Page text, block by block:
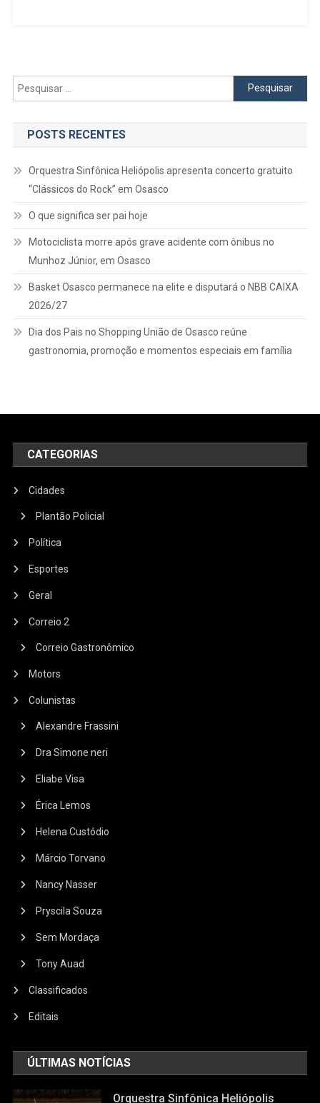
–
Pesquisar
por:
POSTS RECENTES
Orquestra Sinfônica Heliópolis apresenta concerto gratuito
“Clássicos do Rock” em Osasco
O que significa ser pai hoje
Motociclista morre após grave acidente com ônibus no
Munhoz Júnior, em Osasco
Basket Osasco permanece na elite e disputará o NBB CAIXA
2026/27
Dia dos Pais no Shopping União de Osasco reúne
gastronomia, promoção e momentos especiais em família
CATEGORIAS
Cidades
Plantão Policial
Política
Esportes
Geral
Correio 2
Correio Gastronômico
Motors
Colunistas
Alexandre Frassini
Dra Simone neri
Eliabe Visa
Érica Lemos
Helena Custódio
Márcio Torvano
Nancy Nasser
Pryscila Souza
Sem Mordaça
Tony Auad
Classificados
Editais
ÚLTIMAS NOTÍCIAS
Orquestra Sinfônica Heliópolis